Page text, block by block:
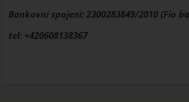
Bankovní spojení: 2300283849/2010 (Fio
tel: +420608138367